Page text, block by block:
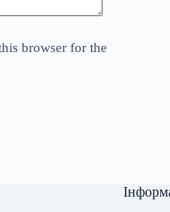
browser for the